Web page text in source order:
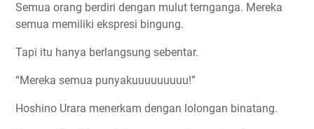
Semua orang berdiri dengan mulut ternganga. Mereka
semua memiliki ekspresi bingung.
Tapi itu hanya berlangsung sebentar.
“Mereka semua punyakuuuuuuuuu!”
Hoshino Urara menerkam dengan lolongan binatang.